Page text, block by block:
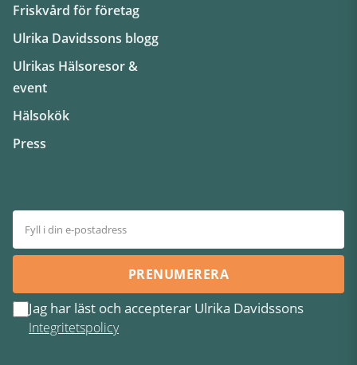
Friskvård för företag
Ulrika Davidssons blogg
Ulrikas Hälsoresor &
event
Hälsokök
Press
PRENUMERERA
Jag har läst och accepterar Ulrika Davidssons
Integritetspolicy